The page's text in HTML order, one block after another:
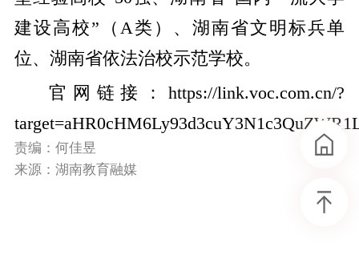
建设高校”（A类）、湖南省文明标兵单
位、湖南省依法治校示范学校。
官网链接：https://link.voc.com.cn/?
责编：何佳昱
来源：湖南教育融媒